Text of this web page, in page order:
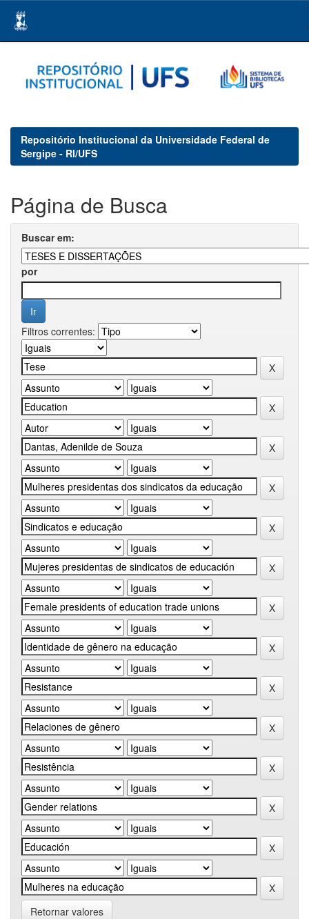
navigation
Repositório Institucional da Universidade Federal de
Sergipe - RI/UFS
Página de Busca
Buscar em:
por
Filtros correntes:
Retornar valores